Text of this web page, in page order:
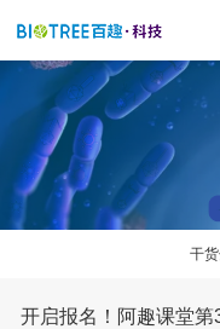
干
开启报名！阿趣课堂第